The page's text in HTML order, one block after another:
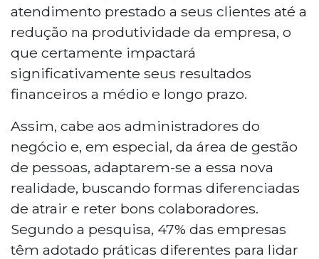
atendimento prestado a seus clientes até a
redução na produtividade da empresa, o
que certamente impactará
significativamente seus resultados
financeiros a médio e longo prazo.
Assim, cabe aos administradores do
negócio e, em especial, da área de gestão
de pessoas, adaptarem-se a essa nova
realidade, buscando formas diferenciadas
de atrair e reter bons colaboradores.
Segundo a pesquisa, 47% das empresas
têm adotado práticas diferentes para lidar